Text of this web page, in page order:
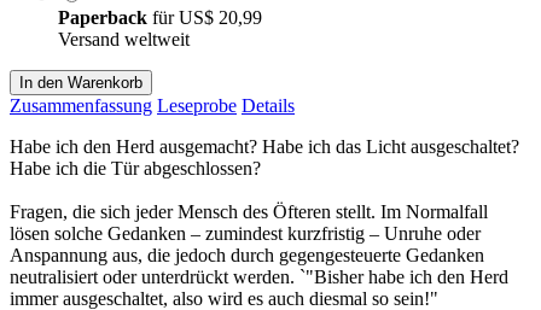
Paperback fürUS$ 20,99
Versand weltweit
In den Warenkorb
Zusammenfassung Leseprobe Details
Habe ich den Herd ausgemacht? Habe ich das Licht ausgeschaltet?
Habe ich die Tür abgeschlossen?
Fragen, die sich jeder Mensch des Öfteren stellt. Im Normalfall
lösen solche Gedanken – zumindest kurzfristig – Unruhe oder
Anspannung aus, die jedoch durch gegengesteuerte Gedanken
neutralisiert oder unterdrückt werden. `"Bisher habe ich den Herd
immer ausgeschaltet, also wird es auch diesmal so sein!"